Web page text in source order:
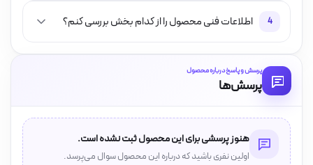
4 اطلاعات فنی محصول را از کدام بخش بررسی کنم؟
پرسش و پاسخ درباره محصول
پرسش‌ها
هنوز پرسشی برای این محصول ثبت نشده است.
اولین نفری باشید که درباره این محصول سوال می‌پرسد.